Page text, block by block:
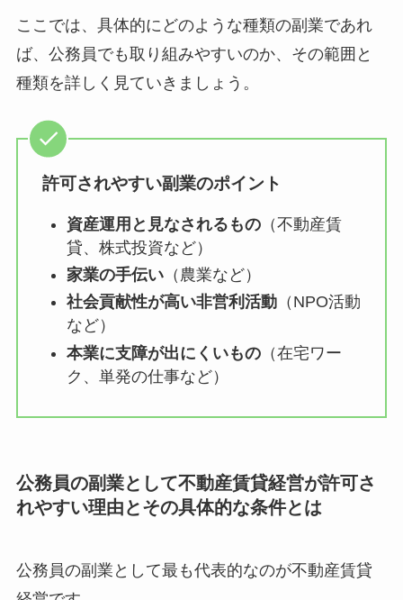
ここでは、具体的にどのような種類の副業であれ
ば、公務員でも取り組みやすいのか、その範囲と
種類を詳しく見ていきましょう。
許可されやすい副業のポイント
資産運用と見なされるもの（不動産賃
貸、株式投資など）
家業の手伝い（農業など）
社会貢献性が高い非営利活動（NPO活動
など）
本業に支障が出にくいもの（在宅ワー
ク、単発の仕事など）
公務員の副業として不動産賃貸経営が許可さ
れやすい理由とその具体的な条件とは
公務員の副業として最も代表的なのが不動産賃貸